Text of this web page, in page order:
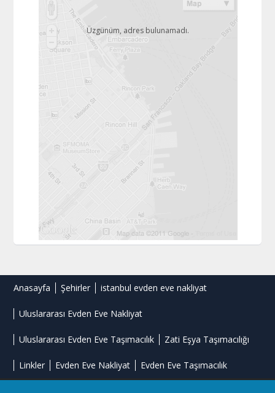
Üzgünüm, adres bulunamadı.
Anasayfa Şehirler istanbul evden eve nakliyat
Uluslararası Evden Eve Nakliyat
Uluslararası Evden Eve Taşımacılık Zati Eşya Taşımacılığı
Linkler Evden Eve Nakliyat Evden Eve Taşımacılık